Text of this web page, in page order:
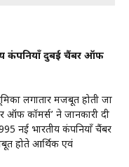
कंपनियाँ दुबई चैंबर ऑफ
लगातार मजबूत होती जा
ऑफ कॉमर्स’ ने जानकारी दी
नई भारतीय कंपनियाँ चैंबर
होते आर्थिक एवं